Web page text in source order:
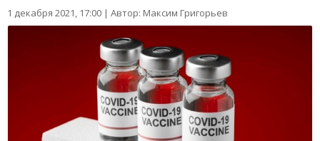
1 декабря 2021, 17:00 | Автор: Максим Григорьев